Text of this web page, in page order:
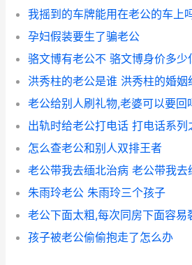
我摇到的车牌能用在老公的车上
孕妇假装要生了骗老公
骆文博有老公不 骆文博身价多少
洪秀柱的老公是谁 洪秀柱的婚姻
老公给别人刷礼物,老婆可以要回
出轨时给老公打电话 打电话系列
怎么查老公和别人双排王者
朱雨玲老公 朱雨玲三个孩子
老公下面太粗,每次同房下面容易
孩子被老公偷偷抱走了怎么办